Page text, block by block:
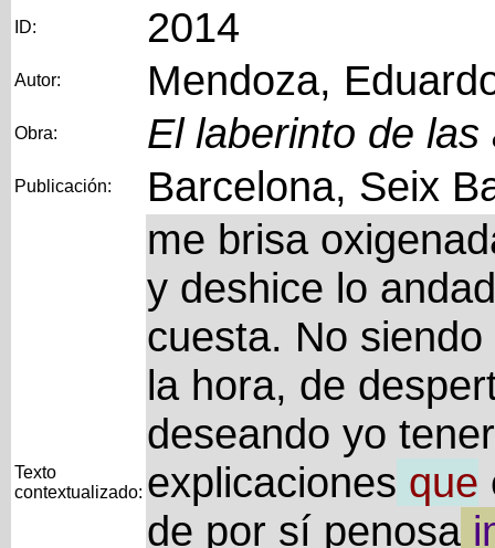
ID: 2014
Autor: Mendoza,
Obra: El laberinto de las
Publicación: Barcelona, Seix
Texto
contextualizado:
me brisa
y deshice lo
cuesta. No
la hora, de
deseando yo
explicaciones que
de por sí penosa